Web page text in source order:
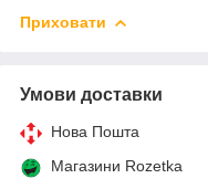
Приховати
Умови доставки
Нова Пошта
Магазини Rozetka